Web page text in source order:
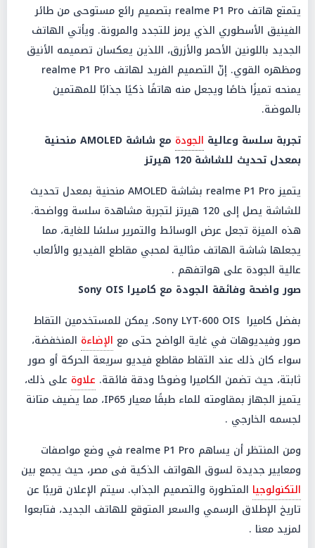
يتمتع هاتف realme P1 Pro بتصميم رائع مستوحى من طائر
الفينيق الأسطوري الذي يرمز للتجدد والمرونة. ويأتي الهاتف
الجديد باللونين الأحمر والأزرق، اللذين يعكسان تصميمه الأنيق
ومظهره القوي. إنّ التصميم الفريد لهاتف realme P1 Pro
يمنحه تميزًا خاصًا ويجعل منه هاتفًا ذكيًا جذابًا للمهتمين
بالموضة.
تجربة سلسة وعالية الجودة
مع شاشة AMOLED منحنية
بمعدل تحديث للشاشة 120 هيرتز
يتميز realme P1 Pro بشاشة AMOLED منحنية بمعدل تحديث
للشاشة يصل إلى 120 هيرتز لتجربة مشاهدة سلسة وواضحة.
هذه الميزة تجعل عرض الوسائط والتمرير سلسًا للغاية، مما
يجعلها شاشة الهاتف مثالية لمحبي مقاطع الفيديو والألعاب
عالية الجودة على هواتفهم .
صور واضحة وفائقة الجودة مع كاميرا Sony OIS
بفضل كاميرا Sony LYT-600 OIS، يمكن للمستخدمين التقاط
صور وفيديوهات في غاية الواضح حتى مع الإضاءة المنخفضة،
سواء كان ذلك عند التقاط مقاطع فيديو سريعة الحركة أو صور
ثابتة، حيث تضمن الكاميرا وضوحًا ودقة فائقة. علاوة على ذلك،
يتميز الجهاز بمقاومته للماء طبقًا معيار IP65، مما يضيف متانة
لجسمه الخارجي .
ومن المنتظر أن يساهم realme P1 Pro في وضع مواصفات
ومعايير جديدة لسوق الهواتف الذكية فى مصر، حيث يجمع بين
التكنولوجيا المتطورة والتصميم الجذاب. سيتم الإعلان قريبًا عن
تاريخ الإطلاق الرسمي والسعر المتوقع للهاتف الجديد، فتابعوا
لمزيد معنا .